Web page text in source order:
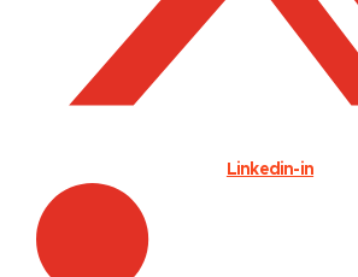
Linkedin-in